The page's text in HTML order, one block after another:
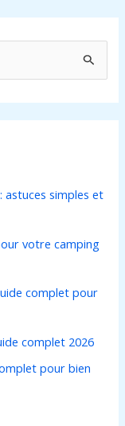
astuces simples et
votre camping
complet pour
complet 2026
pour bien